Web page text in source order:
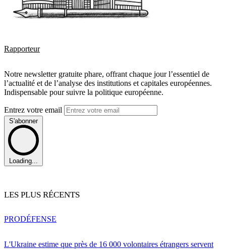
Rapporteur
Notre newsletter gratuite phare, offrant chaque jour l’essentiel de
l’actualité et de l’analyse des institutions et capitales européennes.
Indispensable pour suivre la politique européenne.
Entrez votre email
S'abonner
Loading...
LES PLUS RÉCENTS
L'Ukraine estime que près de 16 000 volontaires étrangers servent
PRODÉFENSE